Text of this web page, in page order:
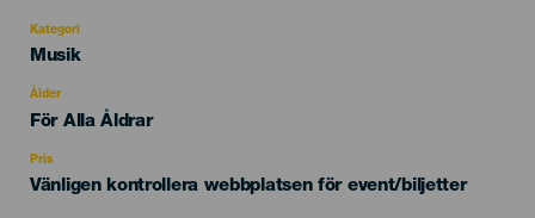
Kategori
Categoría
evento
Musik
Ålder
Edad
För Alla Åldrar
Pris
Vänligen kontrollera webbplatsen för event/biljetter